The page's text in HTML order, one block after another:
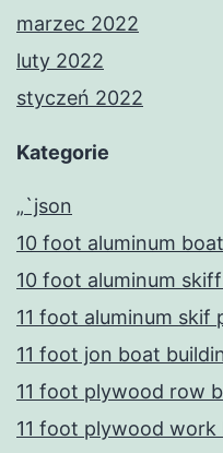
marzec 2022
luty 2022
styczeń 2022
Kategorie
„`json
10 foot aluminum
10 foot aluminum
11 foot aluminum skif
11 foot jon boat
11 foot plywood row
11 foot plywood work